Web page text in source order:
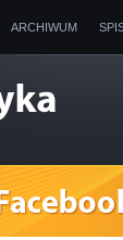
ARCHIWUM